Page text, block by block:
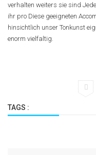
verhalten weiters sie sind
ihr pro Diese geeigneten
hinsichtlich unser Tonkunst
enorm vielfaltig.
TAGS :